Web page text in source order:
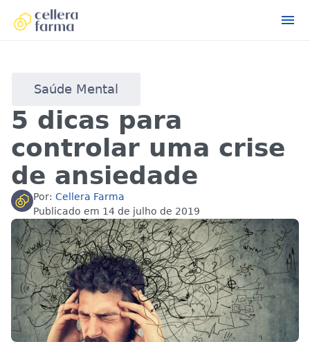
Saúde Mental
5 dicas para
controlar uma crise
de ansiedade
Por: Cellera Farma
Publicado em 14 de julho de 2019